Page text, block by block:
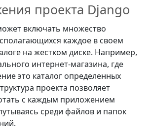
проекта Django
включать множество
каждое в своем
на жестком диске. Например,
интернет-магазина, где
это каталог определенных
проекта позволяет
с каждым приложением
среди файлов и папок